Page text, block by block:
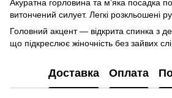
Акуратна горловина та м’яка посадка
витончений силует. Легкі розкльошені
Головний акцент — відкрита спинка з
що підкреслює жіночність без зайвих
Доставка Оплата